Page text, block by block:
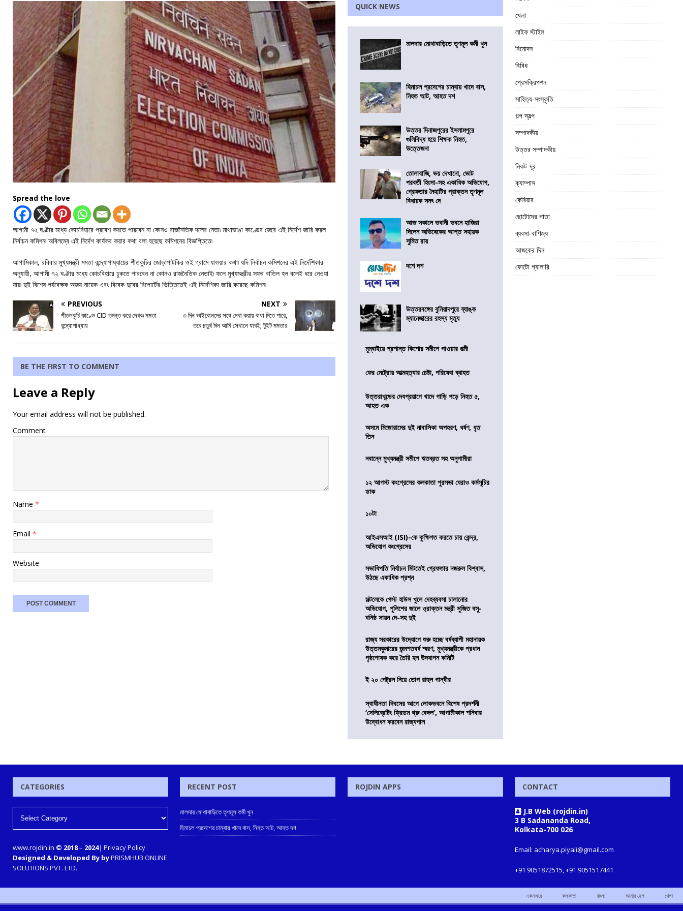
Spread the love
আগামী ৭২ ঘণ্টার মধ্যে কোচবিহারে প্রবেশ করতে পারবেন না কোনও রাজনৈতিক দলের নেতা৷ মাথাভাঙা কাণ্ডের জেরে এই নির্দেশ জারি করল
নির্বাচন কমিশন৷ অবিলম্বে এই নির্দেশ কার্যকর করার কথা বলা হয়েছে কমিশনের বিজ্ঞপ্তিতে৷
আগামিকাল, রবিবার মুখ্যমন্ত্রী মমতা বন্দ্যোপাধ্যায়ের শীতকুচির জোড়াপাটকির ওই গ্রামে যাওয়ার কথা৷ যদি নির্বাচন কমিশনের এই নির্দেশিকার
অনুযায়ী, আগামী ৭২ ঘণ্টার মধ্যে কোচবিহারে ঢুকতে পারবেন না কোনও রাজনৈতিক নেতাই৷ ফলে মুখ্যমন্ত্রীর সফর বাতিল হল বলেই ধরে নেওয়া
যায়৷ দুই বিশেষ পর্যবেক্ষক অজয় নায়েক এবং বিবেক দুবের রিপোর্টের ভিত্তিতেই এই নির্দেশিকা জারি করেছে কমিশন৷
PREVIOUS
শীতলকুচি কাণ্ডে CID তদন্ত করে দেখবঃ মমতা
বন্দ্যোপাধ্যায়
NEXT
৩ দিন ভাইবোনদের সঙ্গে দেখা করায় বাধা দিতে পারে,
তবে চতুর্থ দিন আমি সেখানে যাবই; টুইট মমতার
BE THE FIRST TO COMMENT
Leave a Reply
Your email address will not be published.
Comment
Name *
Email *
Website
QUICK NEWS
মালদার মোথাবাড়িতে তৃণমূল কর্মী খুন
হিমাচল প্রদেশের চাম্বায় খাদে বাস,
নিহত আট, আহত দশ
উত্তর দিনাজপুরের ইসলামপুরে
গুলিবিদ্ধ হয়ে শিক্ষক নিহত,
উত্তেজনা
তোলাবাজি, ভয় দেখানো, ভোট
পরবর্তী হিংসা-সহ একাধিক অভিযোগ,
গ্রেফতার নৈহাটির প্রাক্তন তৃণমূল
বিধায়ক সনৎ দে
আজ সকালে ভবানী ভবনে হাজিরা
দিলেন অভিষেকের আপ্ত সহায়ক
সুমিত রায়
দশে দশ
উত্তরবঙ্গের বুনিয়াদপুরে ব্যাঙ্ক
ম্যানেজারের রহস্য মৃত্যু
মুম্বাইয়ে প্রশান্ত কিশোর সমীপে পাওয়ার পত্মী
ফের মেট্রোয় আত্মহত্যার চেষ্টা, পরিষেবা ব্যাহত
উত্তরাখন্ডের দেবপ্রয়াগে খাদে গাড়ি পড়ে নিহত ৫,
আহত এক
অসমে মিজোরামের দুই নাবালিকা অপহরণ, ধর্ষণ, ধৃত
তিন
নবান্নে মুখ্যমন্ত্রী সমীপে ঋতব্রত সহ অনুগামীরা
১২ আগস্ট কংগ্রেসের কলকাতা পুরসভা ঘেরাও কর্মসূচির
ডাক
১০টা
আইএসআই (ISI)-কে কুক্ষিগত করতে চায় কেন্দ্র,
অভিযোগ কংগ্রেসের
সভাধিপতি নির্বাচন মিটতেই গ্রেফতার নজরুল বিশ্বাস,
উঠছে একাধিক প্রশ্ন
সল্টলেকে গেস্ট হাউস খুলে দেহব্যবসা চালানোর
অভিযোগ, পুলিশের জালে ও্রাক্তন মন্ত্রী সুজিত বসু-
ঘনিষ্ঠ সায়ন দে-সহ দুই
রাজ্য সরকারের উদ্যোগে শুরু হচ্ছে বর্ষব্যাপী মহানায়ক
উত্তমকুমারের জন্মশতবর্ষ স্মরণ, মুখ্যমন্ত্রীকে প্রধান
পৃষ্ঠপোষক করে তৈরি হল উদযাপন কমিটি
ই ২০ পেট্রল নিয়ে তোপ রাহুল গান্ধীর
স্বাধীনতা দিবসের আগে লোকভবনে বিশেষ প্রদর্শনী
‘সেলিব্রেটিং ফ্রিডম থ্রু বেঙ্গল’, আগামীকাল শনিবার
উদ্বোধন করবেন রাজ্যপাল
খেলা
লাইফ স্টাইল
বিনোদন
বিবিধ
প্রেসক্রিপশন
সাহিত্য-সংস্কৃতি
গল্প স্বল্প
সম্পাদকীয়
উত্তর সম্পাদকীয়
নিকট-দূর
ক্যাম্পাস
কেরিয়ার
ছোটোদের পাতা
ব্যবসা-বাণিজ্য
আজকের দিন
ফোটো গ্যালারি
CATEGORIES
www.rojdin.in © 2018– 2024| Privacy Policy
Designed & Developed By byPRISMHUB ONLINE
SOLUTIONS PVT. LTD.
RECENT POST
মালদার মোথাবাড়িতে তৃণমূল কর্মী খুন
হিমাচল প্রদেশের চাম্বায় খাদে বাস, নিহত আট, আহত দশ
ROJDIN APPS CONTACT
J.B Web (rojdin.in)
3 B Sadananda Road,
Kolkata-700 026
Email: acharya.piyali@gmail.com
+91 9051872515, +91 9051517441
একনজরে কলকাতা বাংলা আমার দেশ খেলা